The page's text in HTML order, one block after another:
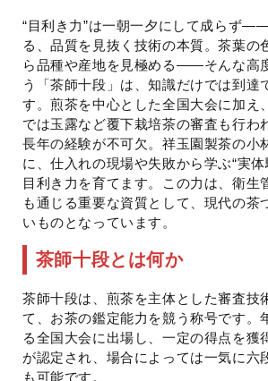
“目利き力”は一朝一夕にして成らず
る、品質を見抜く技術の本質。茶葉の
ら品種や産地を見極める——そんな高
う「茶師十段」は、知識だけでは到達
す。煎茶を中心とした全国大会に加え
では玉露など覆下栽培茶の審査も行わ
長年の経験が不可欠。祥玉園製茶の小
に、仕入れの現場や失敗から学ぶ“実
目利き力を育てます。この力は、衛生
も通じる重要な資質として、現代の茶
いものとなっています。
茶師十段とは何か
茶師十段は、煎茶を主体とした審査技
て、お茶の鑑定能力を競う称号です。
る全国大会に出場し、一定の得点を獲
が認定され、場合によっては一気に六
も可能です。